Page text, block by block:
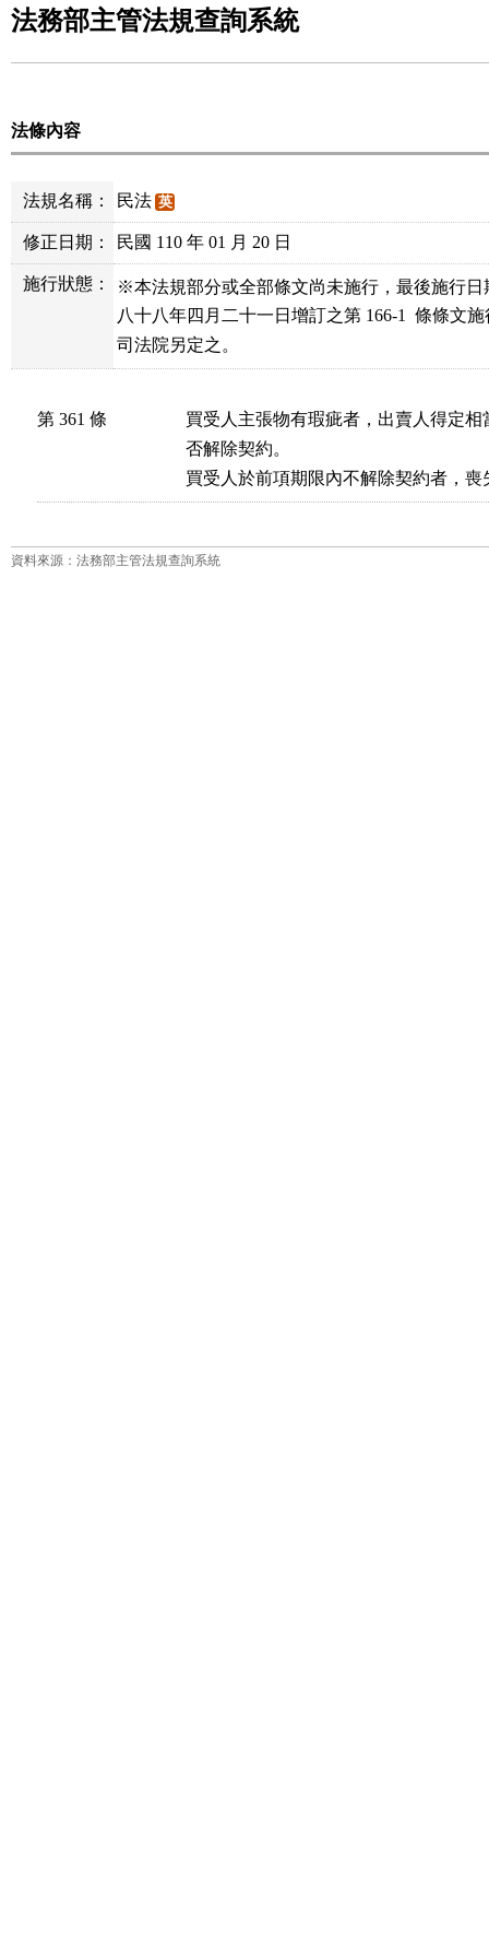
法務部主管法規查詢系統
法條內容
法規名稱： 民法 英
修正日期： 民國 110 年 01 月 20 日
施行狀態：
※本法規部分或全部條文尚未施行，最後施行日
八十八年四月二十一日增訂之第 166-1  條條文
司法院另定之。
第 361 條
買受人主張物有瑕疵者，出賣人得定
否解除契約。
買受人於前項期限內不解除契約者，喪
資料來源：法務部主管法規查詢系統